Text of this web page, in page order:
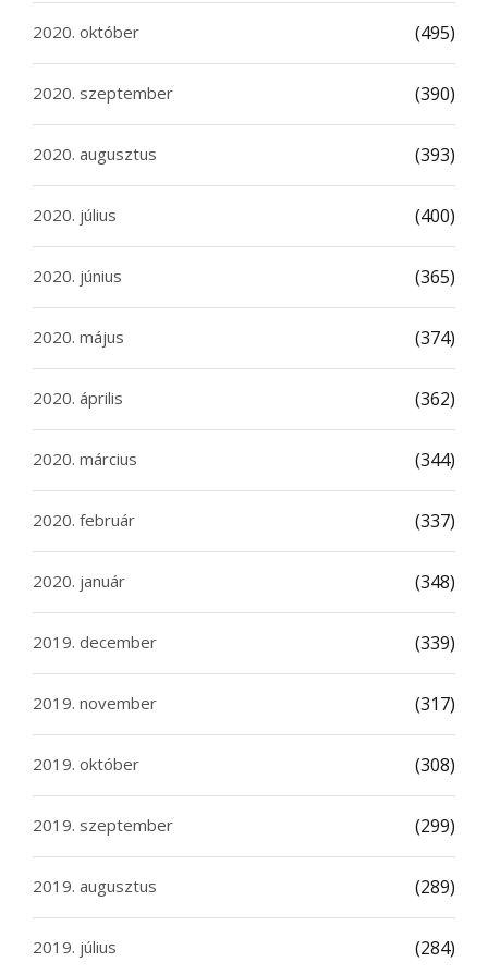
2020. október (495)
2020. szeptember (390)
2020. augusztus (393)
2020. július (400)
2020. június (365)
2020. május (374)
2020. április (362)
2020. március (344)
2020. február (337)
2020. január (348)
2019. december (339)
2019. november (317)
2019. október (308)
2019. szeptember (299)
2019. augusztus (289)
2019. július (284)